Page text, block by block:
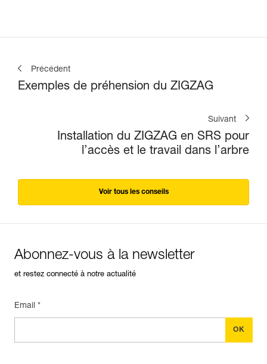
Précédent
Exemples de préhension du ZIGZAG
Suivant
Installation du ZIGZAG en SRS pour
l’accès et le travail dans l’arbre
Voir tous les conseils
Abonnez-vous à la newsletter
et restez connecté à notre actualité
Email *